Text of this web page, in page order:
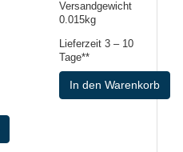
Versandgewicht
0.015kg
Lieferzeit 3 – 10
Tage**
In den Warenkorb